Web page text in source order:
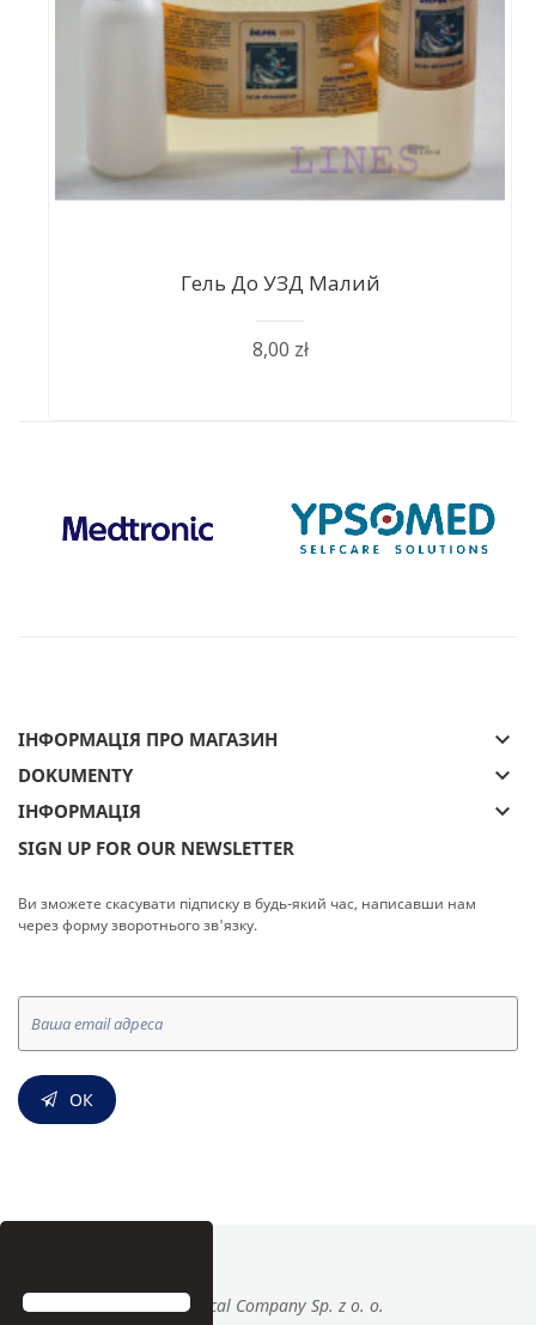
Гель До УЗД Малий
8,00 zł
ІНФОРМАЦІЯ ПРО МАГАЗИН keyboard_arrow_down
DOKUMENTY keyboard_arrow_down
ІНФОРМАЦІЯ keyboard_arrow_down
SIGN UP FOR OUR NEWSLETTER
Ви зможете скасувати підписку в будь-який час, написавши нам
через форму зворотнього зв'язку.
ОК
© Medical Company Sp. z o. o.